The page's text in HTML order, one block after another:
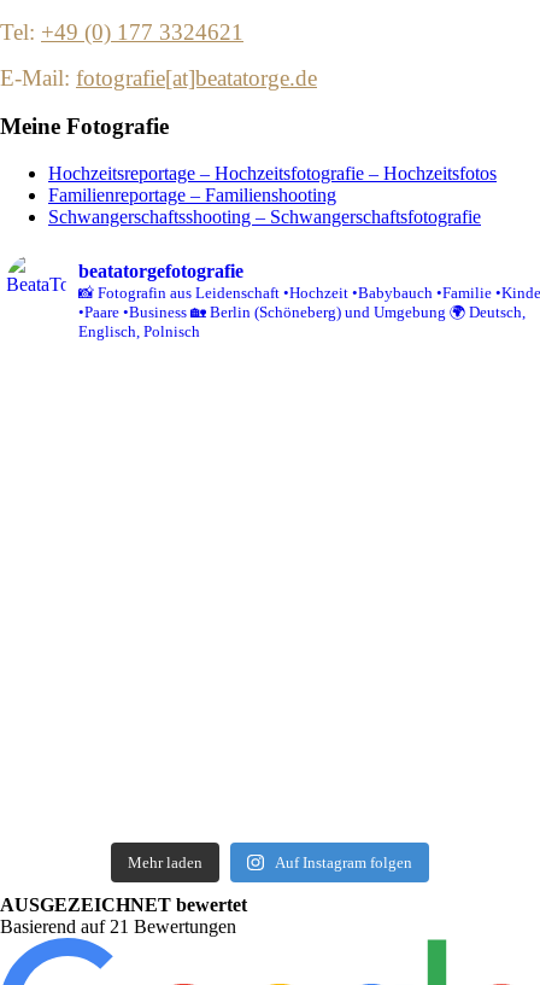
Tel: +49 (0) 177 3324621
E-Mail: fotografie[at]beatatorge.de
Meine Fotografie
Hochzeitsreportage – Hochzeitsfotografie – Hochzeitsfotos
Familienreportage – Familienshooting
Schwangerschaftsshooting – Schwangerschaftsfotografie
beatatorgefotografie
📸 Fotografin aus Leidenschaft •Hochzeit •Babybauch •Familie
•Paare •Business 🏡 Berlin (Schöneberg) und Umgebung 🌍 Deutsch,
Englisch, Polnisch
Mehr laden Auf Instagram folgen
AUSGEZEICHNET bewertet
Basierend auf 21 Bewertungen